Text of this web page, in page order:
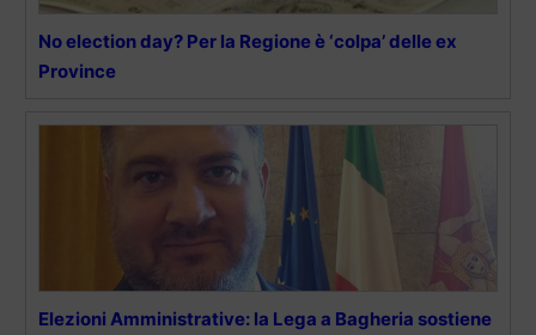
No election day? Per la Regione è ‘colpa’ delle ex
Province
Elezioni Amministrative: la Lega a Bagheria sostiene